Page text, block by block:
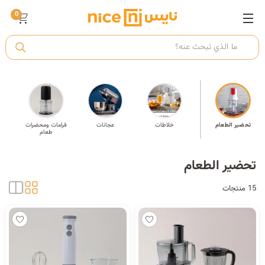
أ
0
تحضير الطعام خلاطات عجانات
فرامات ومحضرات
طعام
تحضير الطعام
15 منتجات